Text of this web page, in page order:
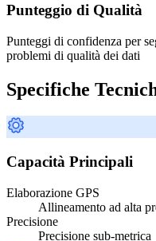
Punteggio di Qualità
Punteggi di confidenza per
problemi di qualità dei dati
Specifiche
Capacità Principali
Elaborazione GPS
Allineamento ad alta
Precisione
Precisione sub-metrica